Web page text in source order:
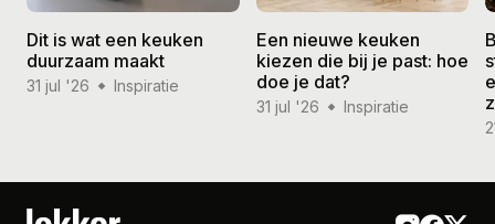
Dit is wat een keuken
duurzaam maakt
31 jul '26 Inspiratie
Een nieuwe keuken
kiezen die bij je past: hoe
doe je dat?
31 jul '26 Inspiratie